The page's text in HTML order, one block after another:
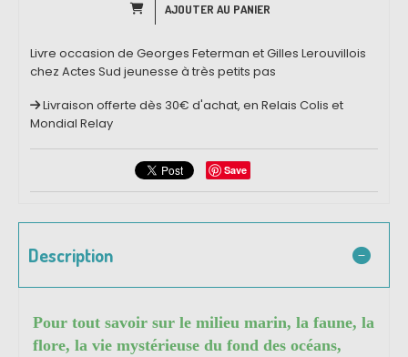
AJOUTER AU PANIER
Livre occasion de Georges Feterman et Gilles Lerouvillois
chez Actes Sud jeunesse à très petits pas
Livraison offerte dès 30€ d'achat, en Relais Colis et
Mondial Relay
Save
Description
Pour tout savoir sur le milieu marin, la faune, la
flore, la vie mystérieuse du fond des océans,